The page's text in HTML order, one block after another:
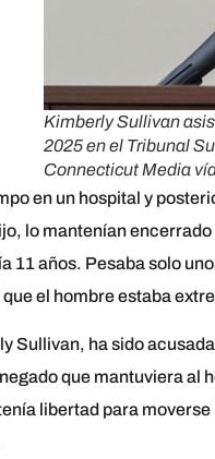
Kimberly Sullivan
2025 en el Tribunal
Connecticut Media
en un hospital y
lo mantenían
11 años. Pesaba solo
el hombre estaba
Sullivan, ha sido
que mantuviera
libertad para